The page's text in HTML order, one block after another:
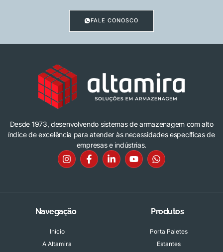
FALE CONOSCO
Desde 1973, desenvolvendo sistemas de armazenagem com alto
índice de excelência para atender às necessidades específicas de
empresas e indústrias.
Navegação
Início
A Altamira
Produtos
Porta Paletes
Estantes